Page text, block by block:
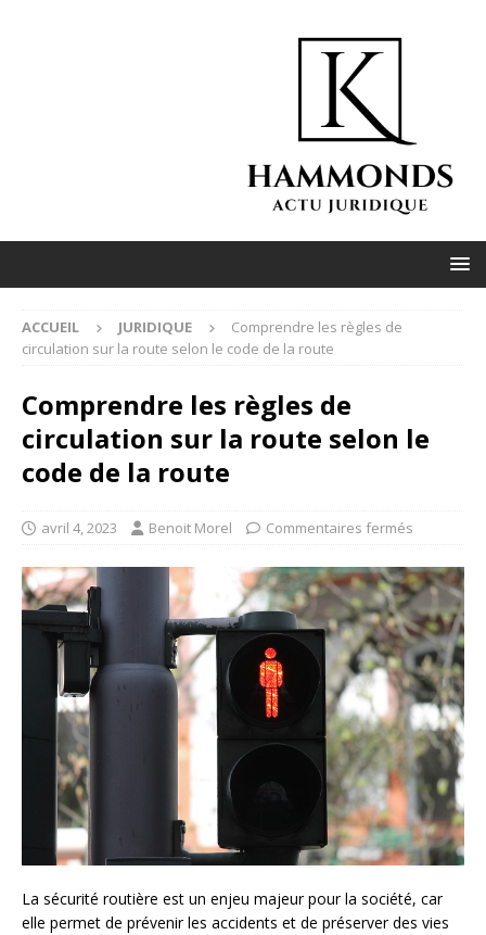
ACCUEIL JURIDIQUE
Comprendre les règles de
circulation sur la route selon le code de la route
Comprendre les règles de
circulation sur la route selon le
code de la route
avril 4, 2023 Benoit Morel Commentaires fermés
La sécurité routière est un enjeu majeur pour la société, car
elle permet de prévenir les accidents et de préserver des vies